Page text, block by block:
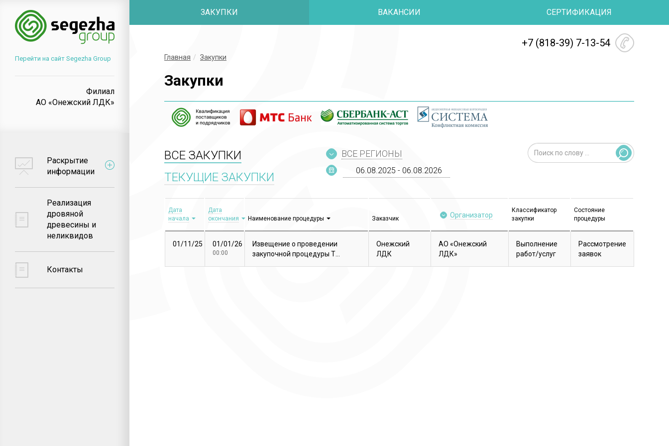
Перейти на сайт Segezha Group
Филиал
АО «Онежский ЛДК»
Раскрытие
информации
Реализация
дровяной
древесины и
неликвидов
Контакты
ЗАКУПКИ ВАКАНСИИ СЕРТИФИКАЦИЯ
+7 (818-39) 7-13-54
Главная Закупки
Закупки
ВСЕ ЗАКУПКИ
ТЕКУЩИЕ ЗАКУПКИ
ВСЕ РЕГИОНЫ
Дата
начала
Дата
окончания
Наименование процедуры Заказчик Организатор
Классификатор
закупки
Состояние
процедуры
01/11/25 01/01/26
00:00
Извещение о проведении
закупочной процедуры Т...
Онежский
ЛДК
АО «Онежский
ЛДК»
Выполнение
работ/услуг
Рассмотрение
заявок